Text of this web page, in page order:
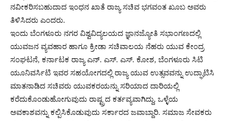
ನವೀಕರಿಸಬಹುದಾದ ಇಂಧನ ಖಾತೆ ರಾಜ್ಯ ಸಚಿವ ಭಗವಂತ ಖೂಬ ಅವರು
ತಿಳಿಸಿದರು ಎಂದರು.
ಇಂದು ಬೆಂಗಳೂರು ನಗರ ವಿಶ್ವವಿದ್ಯಲಯದ ಜ್ಞಾನಜ್ಯೋತಿ ಸಭಾಂಗಣದಲ್ಲಿ
ಯುವಜನ ವ್ಯವಹಾರ ಹಾಗೂ ಕ್ರೀಡಾ ಸಚಿವಾಲಯ ನೆಹರು ಯುವ ಕೇಂದ್ರ
ಸಂಘಟನೆ, ಕರ್ನಾಟಕ ರಾಜ್ಯ ಎನ್. ಎಸ್. ಎಸ್. ಕೋಶ, ಬೆಂಗಳೂರು ಸಿಟಿ
ಯೂನಿವರ್ಸಿಟಿ ಇವರ ಸಹಯೋಗದಲ್ಲಿ ರಾಜ್ಯ ಯುವ ಉತ್ಸವವನ್ನು ಉದ್ಘಾಟಿಸಿ
ಮಾತನಾಡಿದ ಸಚಿವರು ಯುವಕರಯನ್ನು ಸರಿಯಾದ ದಾರಿಯಲ್ಲಿ
ಕರೆದುಕೊಂಡುಹೋಗುವುದು ರಾಷ್ಟ್ರದ ಕರ್ತವ್ಯವಾಗಿದ್ದು, ಒಳ್ಳೆಯ
ಅವಕಾಶವನ್ನು ಕಲ್ಪಿಸಿಕೊಡುವುದು ಸರ್ಕಾರದ ಜವಾಬ್ದಾರಿ. ಸಮಾಜ ಸೇವಕರು